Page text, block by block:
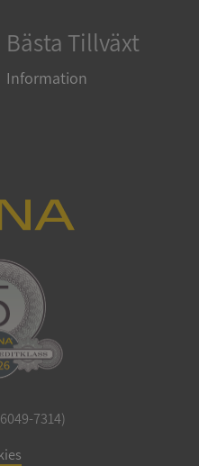
Bästa Tillväxt
Information
7314)
Microsoft
Corporation
de.syna.se
Google